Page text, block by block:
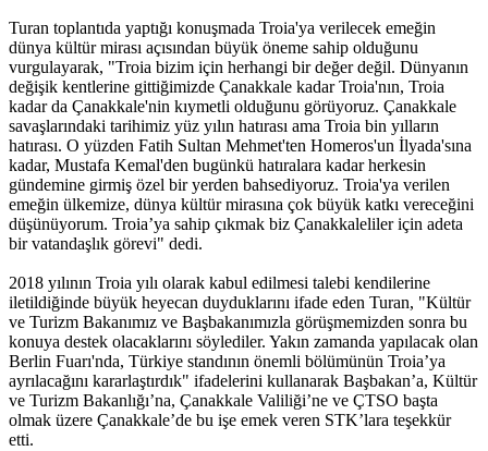
Turan toplantıda yaptığı konuşmada Troia'ya verilecek emeğin
dünya kültür mirası açısından büyük öneme sahip olduğunu
vurgulayarak, "Troia bizim için herhangi bir değer değil. Dünyanın
değişik kentlerine gittiğimizde Çanakkale kadar Troia'nın, Troia
kadar da Çanakkale'nin kıymetli olduğunu görüyoruz. Çanakkale
savaşlarındaki tarihimiz yüz yılın hatırası ama Troia bin yılların
hatırası. O yüzden Fatih Sultan Mehmet'ten Homeros'un İlyada'sına
kadar, Mustafa Kemal'den bugünkü hatıralara kadar herkesin
gündemine girmiş özel bir yerden bahsediyoruz. Troia'ya verilen
emeğin ülkemize, dünya kültür mirasına çok büyük katkı vereceğini
düşünüyorum. Troia’ya sahip çıkmak biz Çanakkaleliler için adeta
bir vatandaşlık görevi" dedi.
2018 yılının Troia yılı olarak kabul edilmesi talebi kendilerine
iletildiğinde büyük heyecan duyduklarını ifade eden Turan, "Kültür
ve Turizm Bakanımız ve Başbakanımızla görüşmemizden sonra bu
konuya destek olacaklarını söylediler. Yakın zamanda yapılacak olan
Berlin Fuarı'nda, Türkiye standının önemli bölümünün Troia’ya
ayrılacağını kararlaştırdık" ifadelerini kullanarak Başbakan’a, Kültür
ve Turizm Bakanlığı’na, Çanakkale Valiliği’ne ve ÇTSO başta
olmak üzere Çanakkale’de bu işe emek veren STK’lara teşekkür
etti.